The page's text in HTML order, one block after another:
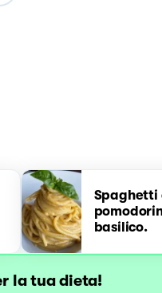
Spaghetti
basilico.
la tua dieta!